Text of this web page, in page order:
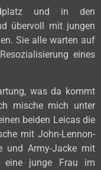
und in den
übervoll mit jungen
Sie alle warten auf
eines
was da kommt
mische mich unter
beiden Leicas die
mit John-Lennon-
und Army-Jacke mit
eine junge Frau im